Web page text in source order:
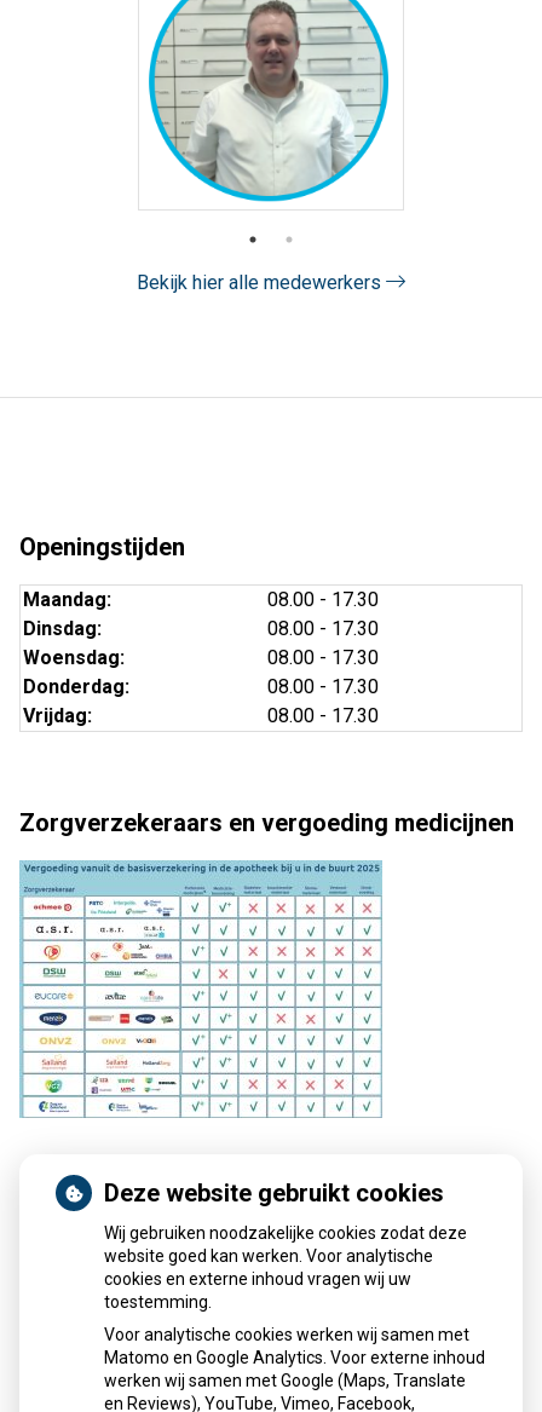
Bekijk hier alle medewerkers
Openingstijden
Maandag:
08.00 - 17.30
Dinsdag:
08.00 - 17.30
Woensdag:
08.00 - 17.30
Donderdag:
08.00 - 17.30
Vrijdag:
08.00 - 17.30
Zorgverzekeraars en vergoeding medicijnen
Zorgkaart Nederland
.9 Apotheek Pluymaekers
is
255 keer gewaardeerd en heeft
Deze website gebruikt cookies
Wij gebruiken noodzakelijke cookies zodat deze
website goed kan werken. Voor analytische
cookies en externe inhoud vragen wij uw
toestemming.
Voor analytische cookies werken wij samen met
Matomo en Google Analytics. Voor externe inhoud
werken wij samen met Google (Maps, Translate
en Reviews), YouTube, Vimeo, Facebook,